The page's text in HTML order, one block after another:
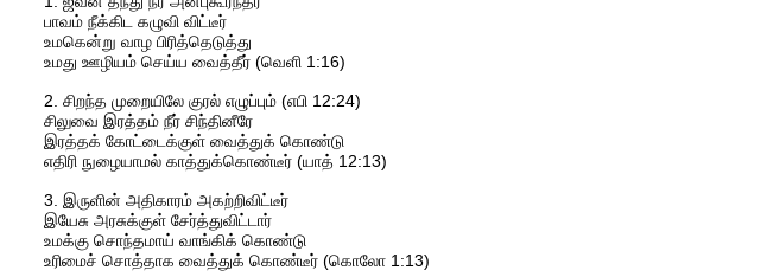
பாவம் நீக்கிட கழுவி விட்டீர்
உமகென்று வாழ பிரித்தெடுத்து
உமது ஊழியம் செய்ய வைத்தீர் (வெளி 1:16)
2. சிற‌ந்த‌ முறையிலே குர‌ல் எழுப்பும் (எபி 12:24)
சிலுவை இர‌த்த‌ம் நீர் சிந்தினீரே
இர‌த்த‌க் கோட்டைக்குள் வைத்துக் கொண்டு
எதிரி நுழையாம‌ல் காத்துக்கொண்டீர் (யாத் 12:13)
3. இருளின் அதிகாரம் அகற்றிவிட்டீர்
இயேசு அரசுக்குள் சேர்த்துவிட்டார்
உமக்கு சொந்தமாய் வாங்கிக் கொண்டு
உரிமைச் சொத்தாக‌ வைத்துக் கொண்டீர் (கொலோ 1:13)